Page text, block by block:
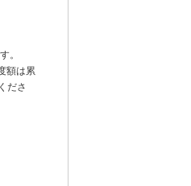
。
額は累
ださ